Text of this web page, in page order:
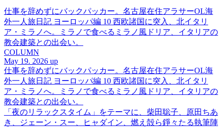
仕事を辞めずにバックパッカー。名古屋在住アラサーOL海
外一人旅日記 ヨーロッパ編 10 西欧諸国に突入、北イタリ
ア・ミラノへ。ミラノで食べるミラノ風ドリア、イタリアの
教会建築との出会い。
COLUMN
May 19. 2026 up
仕事を辞めずにバックパッカー。名古屋在住アラサーOL海
外一人旅日記 ヨーロッパ編 10 西欧諸国に突入、北イタリ
ア・ミラノへ。ミラノで食べるミラノ風ドリア、イタリアの
教会建築との出会い。
「夜のリラックスタイム」をテーマに、柴田聡子、原田ちあ
き、ジェーン・スー、ヒャダイン、燃え殻ら錚々たる執筆陣